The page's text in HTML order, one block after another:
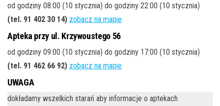
od godziny 08:00 (10 stycznia) do godziny 22:00 (10 stycznia)
(tel. 91 402 30 14) zobacz na mapie
Apteka przy ul. Krzywoustego 56
od godziny 09:00 (10 stycznia) do godziny 17:00 (10 stycznia)
(tel. 91 462 66 92) zobacz na mapie
UWAGA
dokładamy wszelkich starań aby informacje o aptekach